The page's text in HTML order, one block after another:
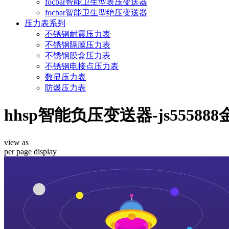
focbar智能卫生型表压变送器
focbar智能卫生型绝压变送器
压力表系列
不锈钢耐震压力表
不锈钢隔膜压力表
不锈钢膜盒压力表
不锈钢电接点压力表
数显压力表
防爆压力表
hhsp智能负压变送器-js555888
view as
per page display